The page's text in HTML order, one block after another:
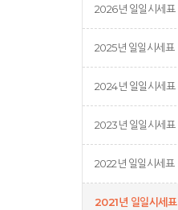
2026년 일일시세표
2025년 일일시세표
2024년 일일시세표
2023년 일일시세표
2022년 일일시세표
2021년 일일시세표